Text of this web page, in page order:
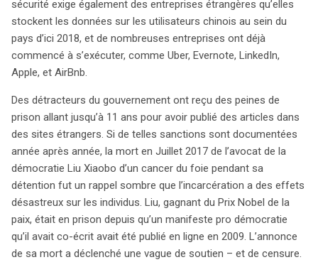
sécurité exige également des entreprises étrangères qu’elles
stockent les données sur les utilisateurs chinois au sein du
pays d’ici 2018, et de nombreuses entreprises ont déjà
commencé à s’exécuter, comme Uber, Evernote, LinkedIn,
Apple, et AirBnb.
Des détracteurs du gouvernement ont reçu des peines de
prison allant jusqu’à 11 ans pour avoir publié des articles dans
des sites étrangers. Si de telles sanctions sont documentées
année après année, la mort en Juillet 2017 de l’avocat de la
démocratie Liu Xiaobo d’un cancer du foie pendant sa
détention fut un rappel sombre que l’incarcération a des effets
désastreux sur les individus. Liu, gagnant du Prix Nobel de la
paix, était en prison depuis qu’un manifeste pro démocratie
qu’il avait co-écrit avait été publié en ligne en 2009. L’annonce
de sa mort a déclenché une vague de soutien – et de censure.